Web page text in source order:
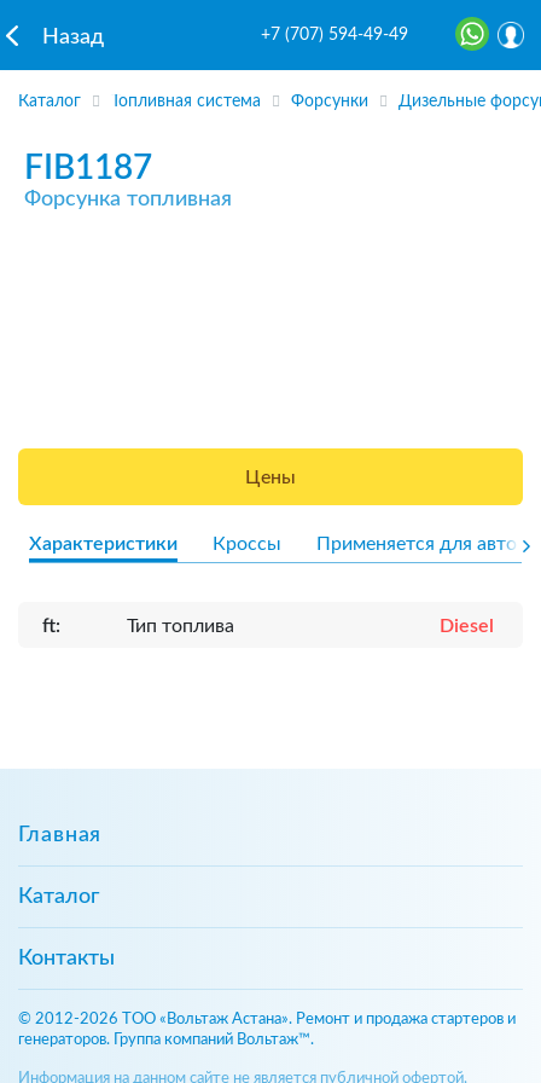
Назад +7 (707) 594-49-49
Каталог Топливная система Форсунки Дизельные
FIB1187
Форсунка топливная
Цены
Характеристики Кроссы Применяется для авто
ft: Тип топлива Diesel
Главная
Каталог
Контакты
© 2012-2026 ТОО «Вольтаж Астана». Ремонт и продажа стартеров и
генераторов. Группа компаний Вольтаж™.
Информация на данном сайте не является публичной офертой,